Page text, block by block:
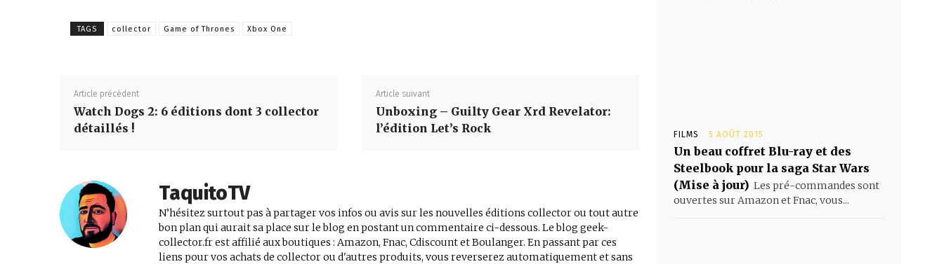
TAGS collector Game of Thrones Xbox One
Article précédent
Watch Dogs 2: 6 éditions dont 3 collector
détaillés !
Article suivant
Unboxing – Guilty Gear Xrd Revelator:
l’édition Let’s Rock
TaquitoTV
N’hésitez surtout pas à partager vos infos ou avis sur les nouvelles éditions collector ou tout autre
bon plan qui aurait sa place sur le blog en postant un commentaire ci-dessous. Le blog geek-
collector.fr est affilié aux boutiques : Amazon, Fnac, Cdiscount et Boulanger. En passant par ces
liens pour vos achats de collector ou d'autres produits, vous reverserez automatiquement et sans
FILMS 5 AOÛT 2015
Un beau coffret Blu-ray et des
Steelbook pour la saga Star Wars
(Mise à jour) Les pré-commandes sont
ouvertes sur Amazon et Fnac, vous...